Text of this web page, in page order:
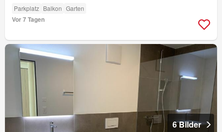
Parkplatz Balkon Garten
Vor 7 Tagen
6 Bilder